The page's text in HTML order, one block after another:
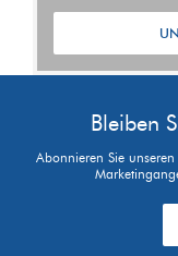
Bleiben
Abonnieren Sie